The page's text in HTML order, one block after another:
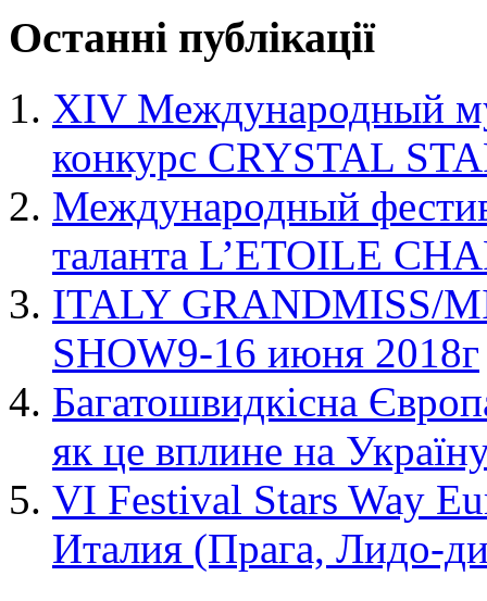
Останні публікації
XIV Международный
конкурс CRYSTAL
Международный
таланта L’ETOILE
ITALY GRANDMISS/
SHOW9-16 июня 2018г
Багатошвидкісна
як це вплине на
VI Festival Stars Way
Италия (Прага, Лидо-